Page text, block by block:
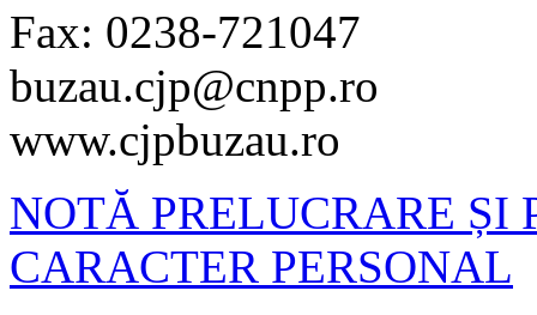
Fax: 0238-721047
buzau.cjp@cnpp.ro
www.cjpbuzau.ro
NOTĂ PRELUCRARE ȘI
CARACTER PERSONAL